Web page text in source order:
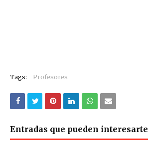
Tags: Profesores
Entradas que pueden interesarte